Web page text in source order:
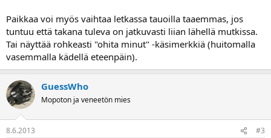
Paikkaa voi myös vaihtaa letkassa tauoilla taaemmas, jos
tuntuu että takana tuleva on jatkuvasti liian lähellä mutkissa.
Tai näyttää rohkeasti "ohita minut" -käsimerkkiä (huitomalla
vasemmalla kädellä eteenpäin).
GuessWho
Mopoton ja veneetön mies
8.6.2013 #3